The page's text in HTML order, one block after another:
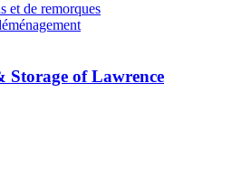
et de remorques
of Lawrence